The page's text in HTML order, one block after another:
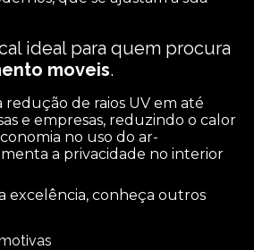
ideal para quem procura
moveis.
redução de raios UV em até
e empresas, reduzindo o calor
no uso do ar-
a privacidade no interior
excelência, conheça outros